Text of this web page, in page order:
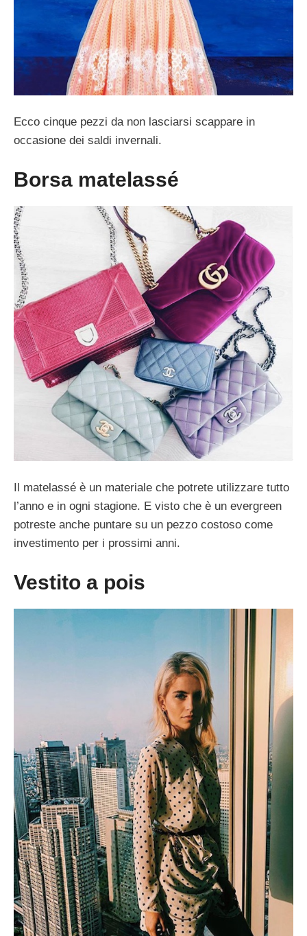
Ecco cinque pezzi da non lasciarsi scappare in
occasione dei saldi invernali.
Borsa matelassé
Il matelassé è un materiale che potrete utilizzare tutto
l’anno e in ogni stagione. E visto che è un evergreen
potreste anche puntare su un pezzo costoso come
investimento per i prossimi anni.
Vestito a pois